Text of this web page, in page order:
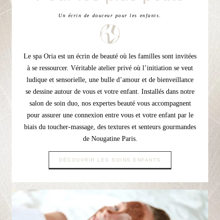
Un écrin de douceur pour les enfants.
Le spa Oria est un écrin de beauté où les familles sont invitées
à se ressourcer. Véritable atelier privé où l’initiation se veut
ludique et sensorielle, une bulle d’amour et de bienveillance
se dessine autour de vous et votre enfant. Installés dans notre
salon de soin duo, nos expertes beauté vous accompagnent
pour assurer une connexion entre vous et votre enfant par le
biais du toucher-massage, des textures et senteurs gourmandes
de Nougatine Paris.
DÉCOUVRIR LES SOINS ENFANTS